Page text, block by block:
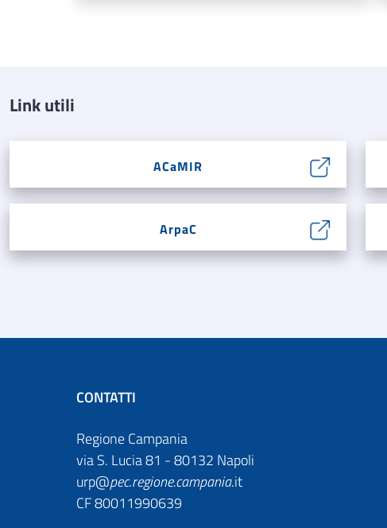
Link utili
ACaMIR
ArpaC
CONTATTI
Regione Campania
via S. Lucia 81 - 80132 Napoli
urp@pec.regione.campania.it
CF 80011990639